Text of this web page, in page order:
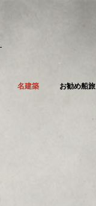
名建築 お勧め船旅